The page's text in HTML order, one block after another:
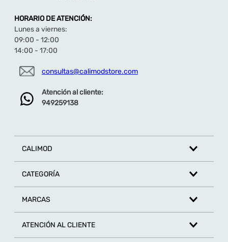
HORARIO DE ATENCIÓN:
Lunes a viernes:
09:00 - 12:00
14:00 - 17:00
consultas@calimodstore.com
Atención al cliente:
949259138
CALIMOD
CATEGORÍA
MARCAS
ATENCIÓN AL CLIENTE